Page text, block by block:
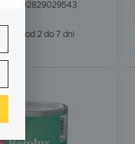
5902829029543
od 2 do 7 dni